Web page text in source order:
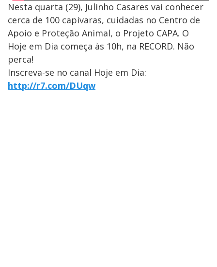
Nesta quarta (29), Julinho Casares vai conhecer
cerca de 100 capivaras, cuidadas no Centro de
Apoio e Proteção Animal, o Projeto CAPA. O
Hoje em Dia começa às 10h, na RECORD. Não
perca!
Inscreva-se no canal Hoje em Dia:
http://r7.com/DUqw